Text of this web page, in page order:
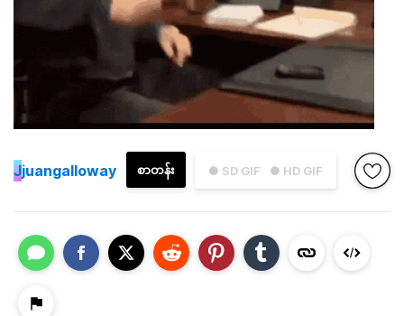
● SD GIF ● HD GIF
စာတန်း
Jjuangalloway